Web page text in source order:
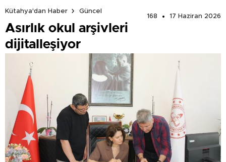
Kütahya'dan Haber
Güncel
168
17 Haziran 2026
Asırlık okul arşivleri
dijitalleşiyor